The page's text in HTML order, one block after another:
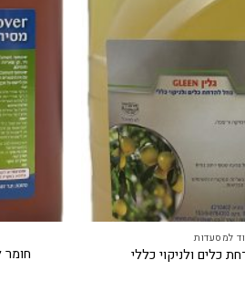
למסעדות
כלים ולניקוי כללי